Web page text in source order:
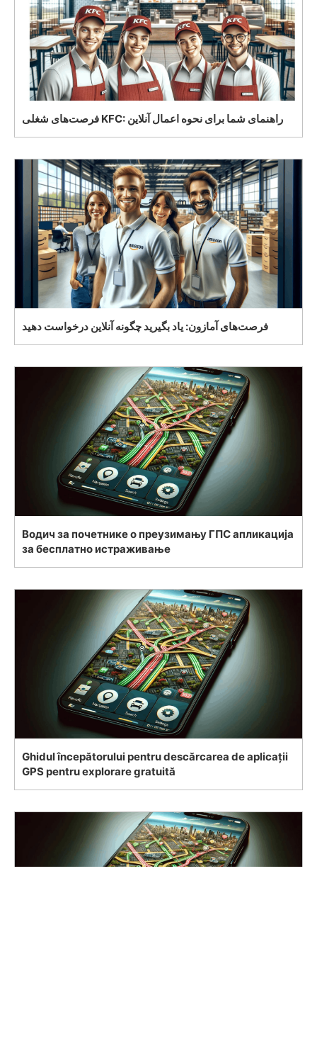
فرصت‌های شغلی KFC: راهنمای شما برای نحوه اعمال آنلاین
فرصت‌های آمازون: یاد بگیرید چگونه آنلاین درخواست دهید
Водич за почетнике о преузимању ГПС апликација
за бесплатно истраживање
Ghidul începătorului pentru descărcarea de aplicații
GPS pentru explorare gratuită